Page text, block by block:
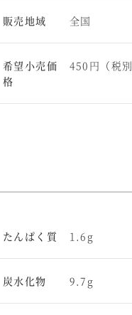
販売地域 全国
希望小売価
格
450円（税
たんぱく質 1.6g
炭水化物 9.7g